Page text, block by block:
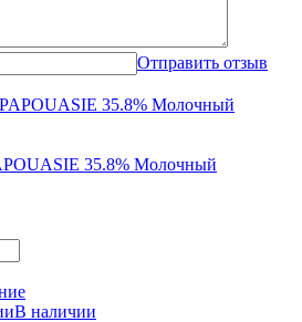
Отправить отзыв
35.8% Молочный
В наличии